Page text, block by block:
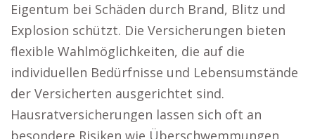
Eigentum bei Schäden durch Brand, Blitz und
Explosion schützt. Die Versicherungen bieten
flexible Wahlmöglichkeiten, die auf die
individuellen Bedürfnisse und Lebensumstände
der Versicherten ausgerichtet sind.
Hausratversicherungen lassen sich oft an
besondere Risiken wie Überschwemmungen